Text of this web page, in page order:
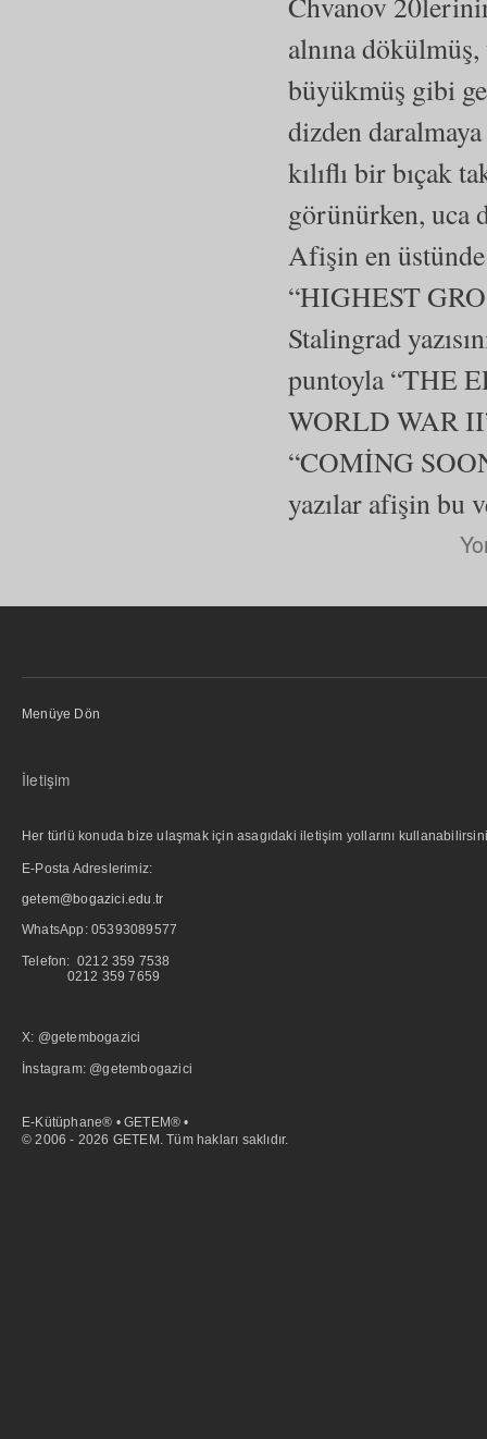
alnına
büyükmüş gibi
dizden
kılıflı bir bıçak
görünürken, uca
Afişin en
“HIGHEST
Stalingrad
puntoyla “THE
WORLD WAR
“COMİNG
yazılar afişin bu
Menüye Dön
İletişim
Her türlü konuda bize ulaşmak için asagıdaki iletişim yollarını
E-Posta Adreslerimiz:
getem@bogazici.edu.tr
WhatsApp: 05393089577
Telefon: 0212 359 7538
0212 359 7659
X: @getembogazici
İnstagram: @getembogazici
E-Kütüphane® • GETEM® •
© 2006 - 2026 GETEM. Tüm hakları saklıdır.